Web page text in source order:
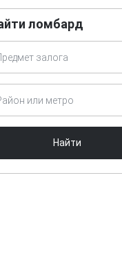
ломбард
залога
или метро
Найти